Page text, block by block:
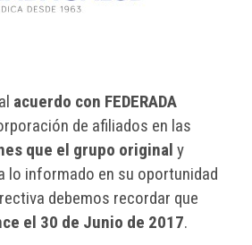
acuerdo con FEDERADA
de afiliados en las
que el grupo original y
lo informado en su oportunidad
debemos recordar que
el 30 de Junio de 2017.